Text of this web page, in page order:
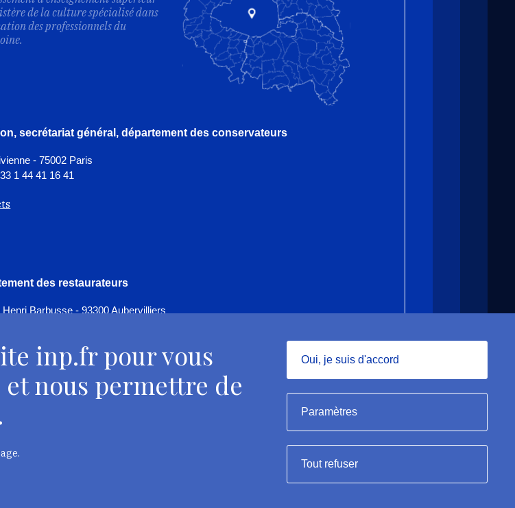
de la culture spécialisé dans
des professionnels du
secrétariat général, département des conservateurs
- 75002 Paris
1 44 41 16 41
des restaurateurs
Henri Barbusse - 93300 Aubervilliers
inp.fr pour vous
nous permettre de
Oui, je suis d'accord
Masquer
Paramètres
Tout refuser